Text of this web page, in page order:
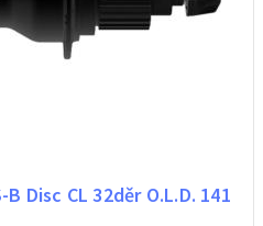
B Disc CL 32děr O.L.D. 141